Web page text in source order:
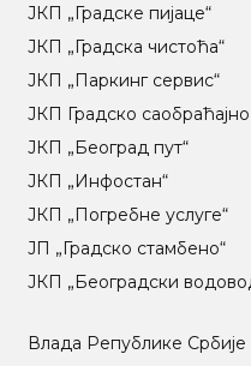
ЈКП „Градске пијаце“
ЈКП „Градска чистоћа“
ЈКП „Паркинг сервис“
ЈКП Градско
ЈКП „Београд пут“
ЈКП „Инфостан“
ЈКП „Погребне услуге“
ЈП „Градско стамбено“
ЈКП „Београдски
Влада Републике Србије